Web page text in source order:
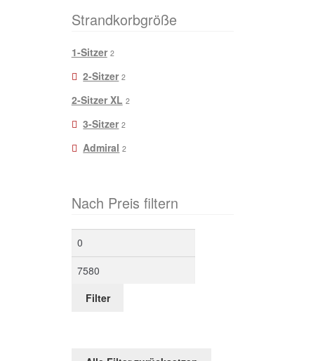
Strandkorbgröße
1-Sitzer 2
2-Sitzer 2
2-Sitzer XL 2
3-Sitzer 2
Admiral 2
Nach Preis filtern
Preis
Filter